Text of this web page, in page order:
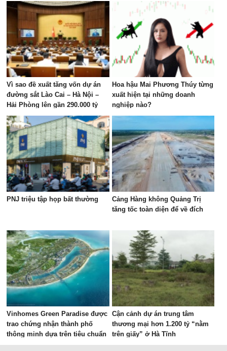
Vì sao đề xuất tăng vốn dự án
đường sắt Lào Cai – Hà Nội –
Hải Phòng lên gần 290.000 tỷ
đồng?
Hoa hậu Mai Phương Thúy từng
xuất hiện tại những doanh
nghiệp nào?
PNJ triệu tập họp bất thường
Cảng Hàng không Quảng Trị
tăng tốc toàn diện để về đích
Vinhomes Green Paradise được
trao chứng nhận thành phố
thông minh dựa trên tiêu chuẩn
toàn cầu 37122
Cận cảnh dự án trung tâm
thương mại hơn 1.200 tỷ “nằm
trên giấy” ở Hà Tĩnh